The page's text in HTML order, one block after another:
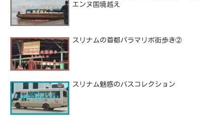
エンヌ国境越え
スリナムの首都パラマリボ街歩き②
スリナム魅惑のバスコレクション